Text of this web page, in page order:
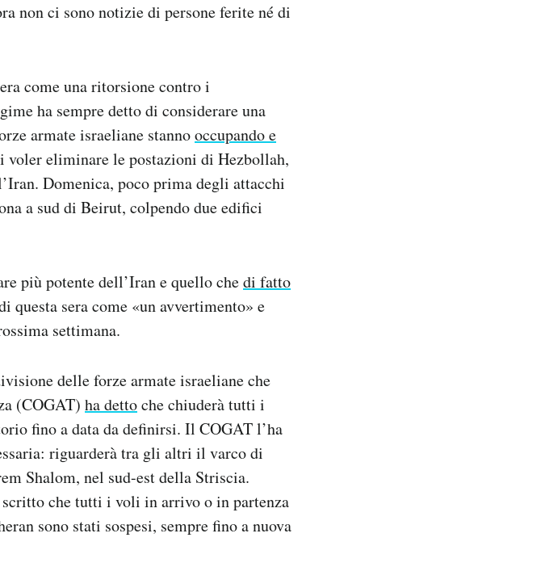
non ci sono notizie di persone ferite né di
come una ritorsione contro i
ha sempre detto di considerare una
armate israeliane stannooccupando e
voler eliminare le postazioni di Hezbollah,
Domenica, poco prima degli attacchi
a sud di Beirut, colpendo due edifici
più potente dell’Iran e quello chedi fatto
questa sera come «un avvertimento» e
settimana.
delle forze armate israeliane che
(COGAT) ha dettoche chiuderà tutti i
fino a data da definirsi. Il COGAT l’ha
riguarderà tra gli altri il varco di
Shalom, nel sud-est della Striscia.
scritto che tutti i voli in arrivo o in partenza
sono stati sospesi, sempre fino a nuova